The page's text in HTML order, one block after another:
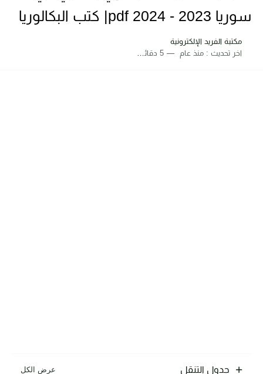
سوريا 2023 - 2024 pdf| كتب البكالوريا
مكتبة الفريد الإلكترونية
اخر تحديث :منذ عام 5 دقائق للقراءة
جدول التنقل